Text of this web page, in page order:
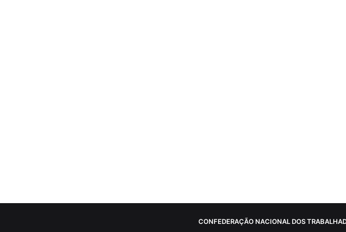
CONFEDERAÇÃO NACIONAL DOS